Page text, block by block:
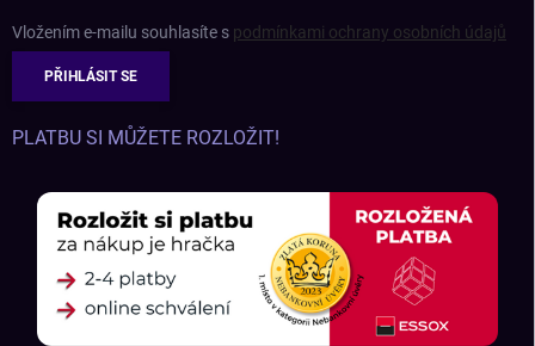
Vložením e-mailu souhlasíte s podmínkami ochrany osobních údajů
PŘIHLÁSIT SE
PLATBU SI MŮŽETE ROZLOŽIT!